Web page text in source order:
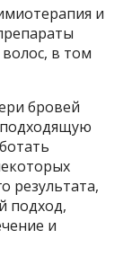
и
в том
бровей
результата,
подход,
и